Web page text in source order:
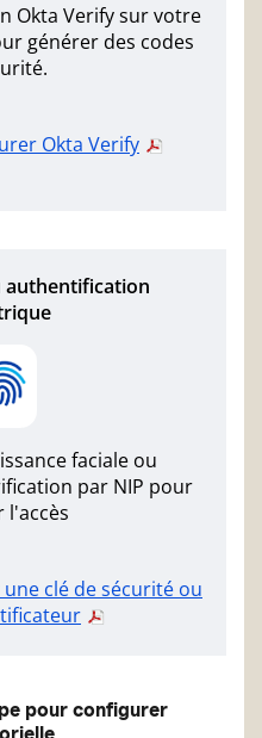
Okta Verify sur votre
générer des codes
Okta Verify
authentification
faciale ou
par NIP pour
l'accès
clé de sécurité ou
pour configurer